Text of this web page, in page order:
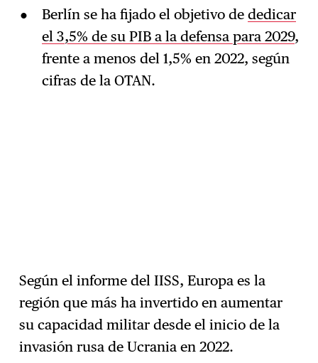
Berlín se ha fijado el objetivo de dedicar
el 3,5% de su PIB a la defensa para 2029,
frente a menos del 1,5% en 2022, según
cifras de la OTAN.
Según el informe del IISS, Europa es la
región que más ha invertido en aumentar
su capacidad militar desde el inicio de la
invasión rusa de Ucrania en 2022.